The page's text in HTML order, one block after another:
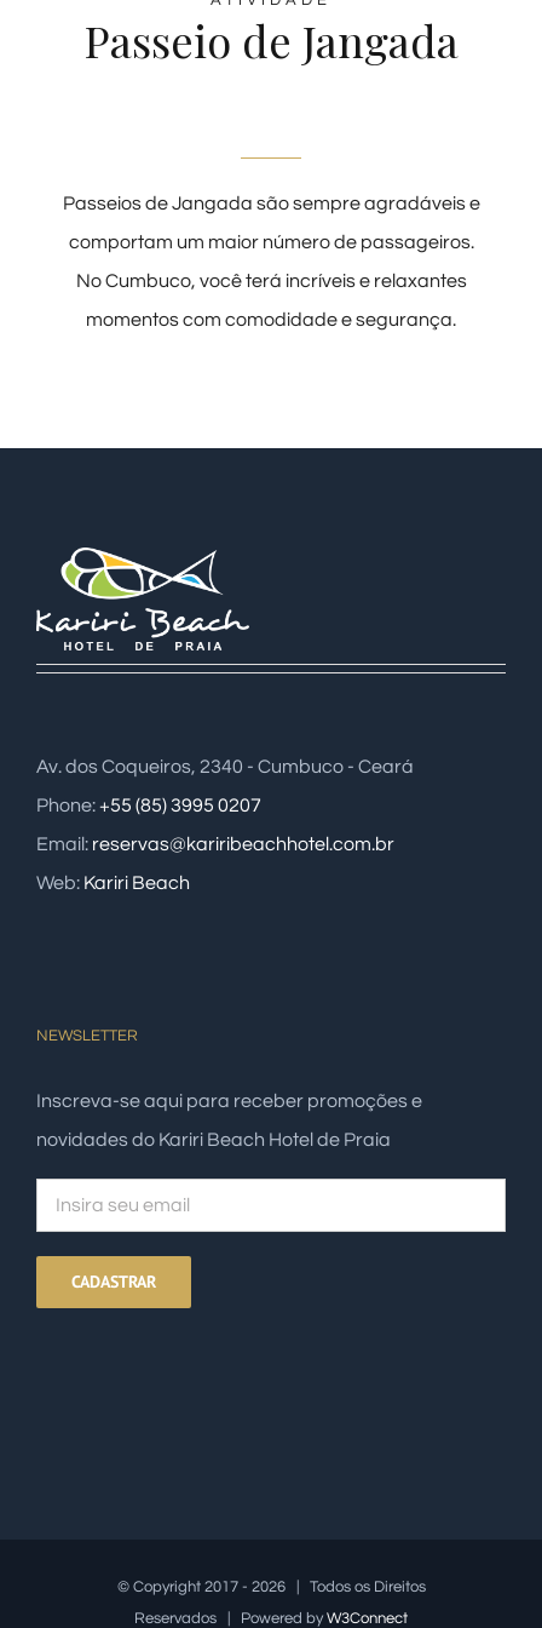
Passeio de Jangada
Passeios de Jangada são sempre agradáveis e
comportam um maior número de passageiros.
No Cumbuco, você terá incríveis e relaxantes
momentos com comodidade e segurança.
Av. dos Coqueiros, 2340 - Cumbuco - Ceará
Phone:+55 (85) 3995 0207
Email: reservas@kariribeachhotel.com.br
Web: Kariri Beach
NEWSLETTER
Inscreva-se aqui para receber promoções e
novidades do Kariri Beach Hotel de Praia
© Copyright 2017 - 2026 | Todos os Direitos
Reservados | Powered byW3Connect